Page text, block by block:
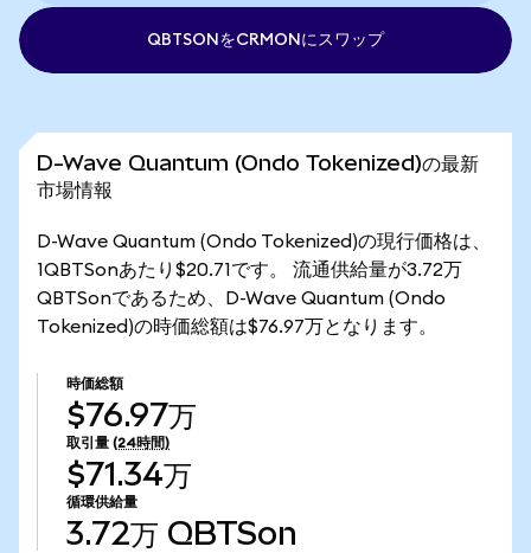
QBTSONをCRMONにスワップ
D-Wave Quantum (Ondo Tokenized)の最新
市場情報
D-Wave Quantum (Ondo Tokenized)の現行価格は、
1QBTSonあたり$20.71です。 流通供給量が3.72万
QBTSonであるため、D-Wave Quantum (Ondo
Tokenized)の時価総額は$76.97万となります。
時価総額
$76.97万
取引量 (24時間)
$71.34万
循環供給量
3.72万 QBTSon